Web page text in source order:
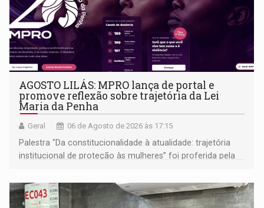
AGOSTO LILÁS: MPRO lança de portal e
promove reflexão sobre trajetória da Lei
Maria da Penha
Geral 06 de Agosto de 2026 às 17:15
Palestra "Da constitucionalidade à atualidade: trajetória
institucional de proteção às mulheres” foi proferida pela
Goiás